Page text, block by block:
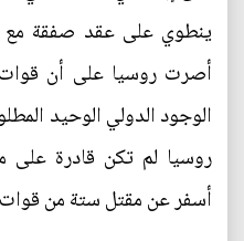
ينطوي على عقد صفقة مع
أصرت روسيا على أن قوات
الوجود الدولي الوحيد
روسيا لم تكن قادرة على
أسفر عن مقتل ستة من